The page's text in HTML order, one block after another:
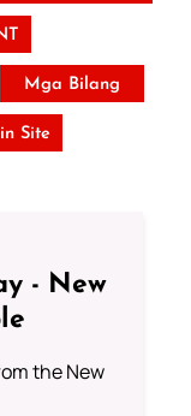
Mga Bilang
Site
- New
the New